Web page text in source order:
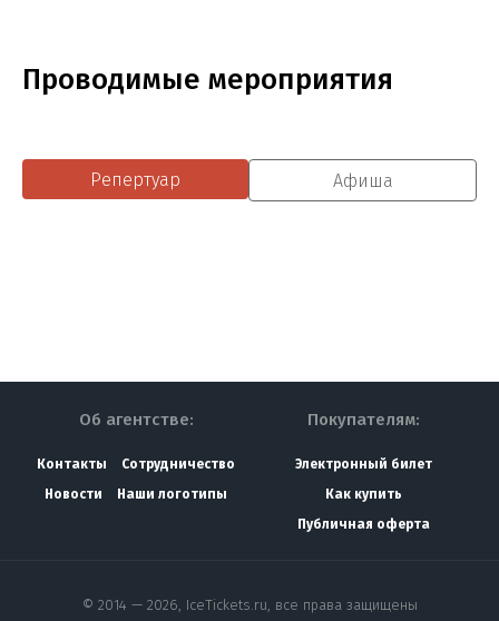
Проводимые мероприятия
Репертуар Афиша
Об агентстве:
Контакты
Сотрудничество
Новости
Наши логотипы
Покупателям:
Электронный билет
Как купить
Публичная оферта
© 2014 — 2026, IceTickets.ru, все права защищены